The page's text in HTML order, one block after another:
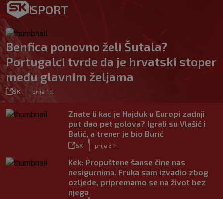
SPORT
Benfica ponovno želi Šutala?
Portugalci tvrde da je hrvatski stoper
među glavnim željama
SK prije 1 h
Znate li kad je Hajduk u Europi zadnji
put dao pet golova? Igrali su Vlašić i
Balić, a trener je bio Burić
SK prije 3 h
Kek: Propuštene šanse čine nas
nesigurnima. Fruka sam izvadio zbog
ozljede, pripremamo se na život bez
njega